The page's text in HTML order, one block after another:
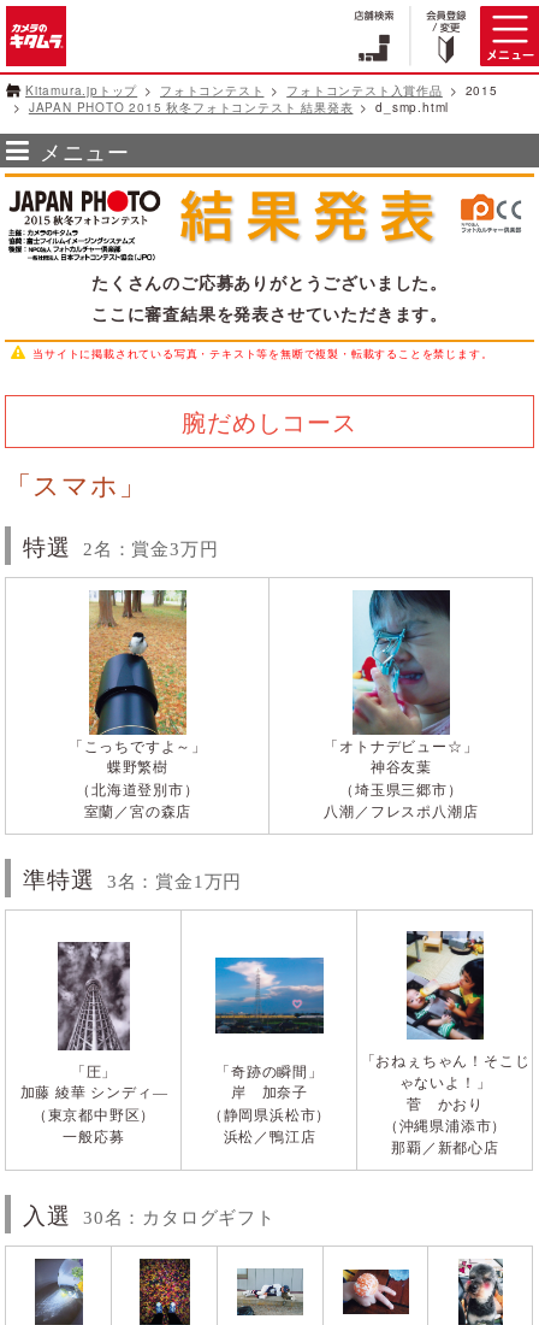
Kitamura.jpトップ フォトコンテスト フォトコンテスト入賞作品
2015
JAPAN PHOTO 2015 秋冬フォトコンテスト 結果発表
d_smp.html
メニュー
たくさんのご応募ありがとうございました。
ここに審査結果を発表させていただきます。
当サイトに掲載されている写真・テキスト等を無断で複製・転載することを禁じます。
腕だめしコース
「スマホ」
特選 2名：賞金3万円
「こっちですよ～」
蝶野繁樹
（北海道登別市）
室蘭／宮の森店
「オトナデビュー☆」
神谷友葉
（埼玉県三郷市）
八潮／フレスポ八潮店
準特選 3名：賞金1万円
「圧」
加藤 綾華 シンディ―
（東京都中野区）
一般応募
「奇跡の瞬間」
岸 加奈子
（静岡県浜松市）
浜松／鴨江店
「おねぇちゃん！そこじ
ゃないよ！」
菅 かおり
（沖縄県浦添市）
那覇／新都心店
入選 30名：カタログギフト